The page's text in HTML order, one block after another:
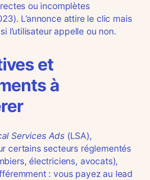
ou incomplètes
L’annonce attire le clic mais
l’utilisateur appelle ou non.
et
à
Services Ads(LSA),
certains secteurs réglementés
électriciens, avocats),
: vous payez au lead